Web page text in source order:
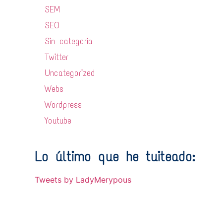
SEM
SEO
Sin categoría
Twitter
Uncategorized
Webs
Wordpress
Youtube
Lo último que he tuiteado:
Tweets by LadyMerypous